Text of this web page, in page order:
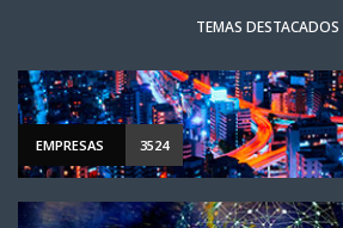
TEMAS DESTACADOS
EMPRESAS 3524